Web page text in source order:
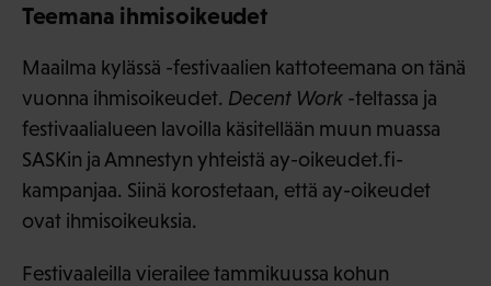
Teemana ihmisoikeudet
Maailma kylässä -festivaalien kattoteemana on tänä
vuonna ihmisoikeudet. Decent Work -teltassa ja
festivaalialueen lavoilla käsitellään muun muassa
SASKin ja Amnestyn yhteistä ay-oikeudet.fi-
kampanjaa. Siinä korostetaan, että ay-oikeudet
ovat ihmisoikeuksia.
Festivaaleilla vierailee tammikuussa kohun